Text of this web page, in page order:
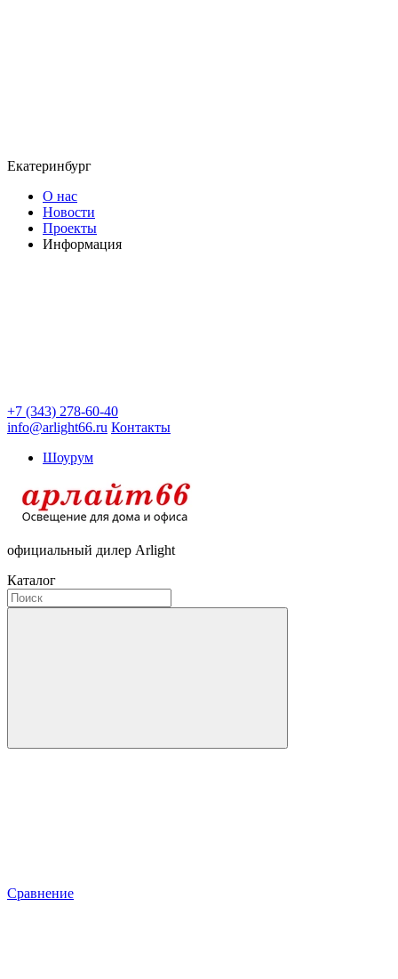
Екатеринбург
О нас
Новости
Проекты
Информация
+7 (343) 278-60-40
info@arlight66.ru Контакты
Шоурум
официальный дилер Arlight
Каталог
Сравнение